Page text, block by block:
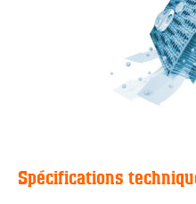
Spécifications